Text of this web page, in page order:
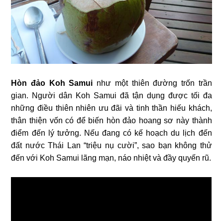
Hòn đảo Koh Samui như một thiên đường trốn trần
gian. Người dân Koh Samui đã tận dụng được tối đa
những điều thiên nhiên ưu đãi và tinh thần hiếu khách,
thân thiện vốn có để biến hòn đảo hoang sơ này thành
điểm đến lý tưởng. Nếu đang có kế hoạch du lịch đến
đất nước Thái Lan “triệu nụ cười”, sao bạn không thử
đến với Koh Samui lãng mạn, náo nhiệt và đầy quyến rũ.